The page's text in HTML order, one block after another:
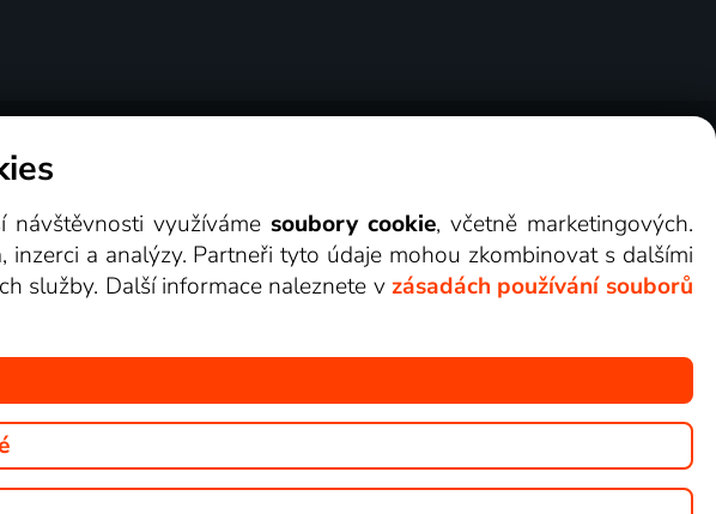
TV stanic, které můžete sledovat v Lepší.TV.
návštěvnosti využívámesoubory cookie, včetně marketingových.
a analýzy. Partneři tyto údaje mohou zkombinovat s dalšími
služby. Další informace naleznete v zásadách používání souborů